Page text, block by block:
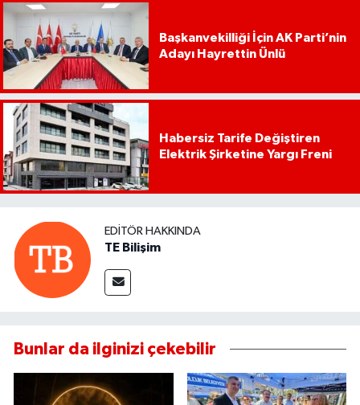
Başkanvekilliği İçin AK Parti’nin
Adayı Hayrettin Ünlü
Habersiz Tarife Değiştiren
Elektrik Şirketine Yargı Freni
EDITÖR HAKKINDA
TE Bilişim
Bunlar da ilginizi çekebilir